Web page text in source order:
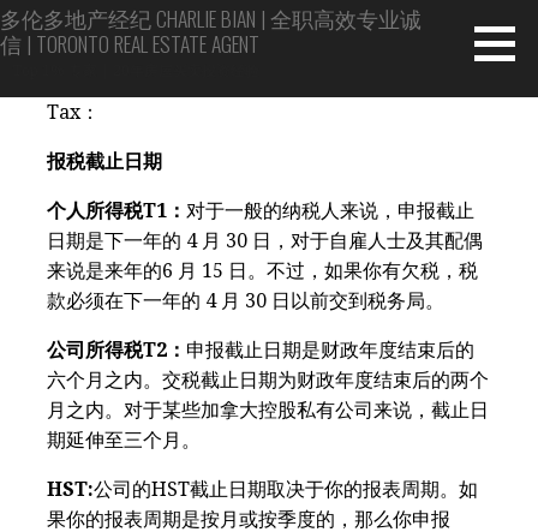
Skip
to
多伦多地产经纪 CHARLIE BIAN | 全职高效专业诚
信 | TORONTO REAL ESTATE AGENT
Tax：
报税截止日期
个人所得税T1： 对于一般的纳税人来说，申报截止
日期是下一年的 4 月 30 日，对于自雇人士及其配偶
来说是来年的6 月 15 日。不过，如果你有欠税，税
款必须在下一年的 4 月 30 日以前交到税务局。
公司所得税T2： 申报截止日期是财政年度结束后的
六个月之内。交税截止日期为财政年度结束后的两个
月之内。对于某些加拿大控股私有公司来说，截止日
期延伸至三个月。
HST:公司的HST截止日期取决于你的报表周期。如
果你的报表周期是按月或按季度的，那么你申报